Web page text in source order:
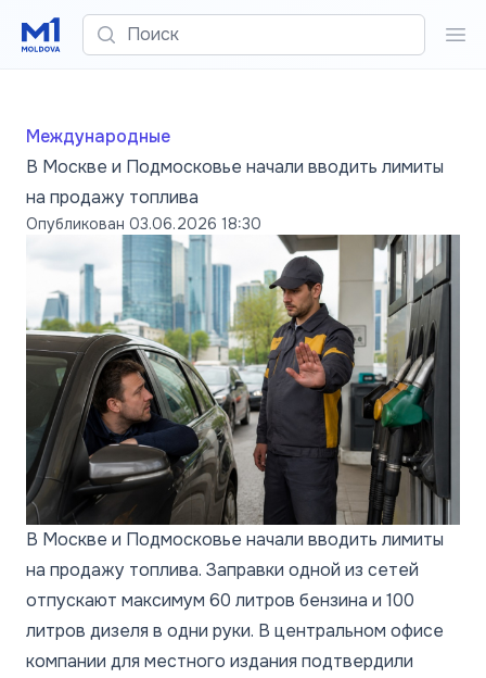
Поиск
Международные
В Москве и Подмосковье начали вводить лимиты
на продажу топлива
Опубликован 03.06.2026 18:30
В Москве и Подмосковье начали вводить лимиты
на продажу топлива. Заправки одной из сетей
отпускают максимум 60 литров бензина и 100
литров дизеля в одни руки. В центральном офисе
компании для местного издания подтвердили